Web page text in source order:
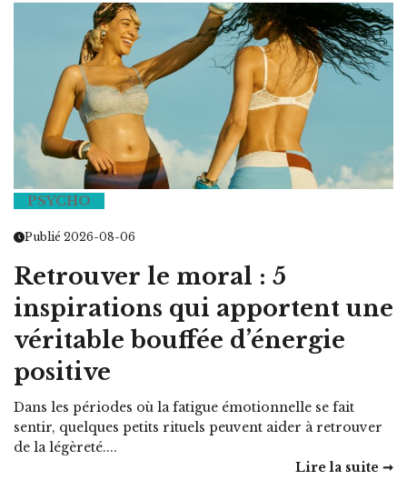
PSYCHO
Publié 2026-08-06
Retrouver le moral : 5
inspirations qui apportent une
véritable bouffée d’énergie
positive
Dans les périodes où la fatigue émotionnelle se fait
sentir, quelques petits rituels peuvent aider à retrouver
de la légèreté....
Lire la suite ➞